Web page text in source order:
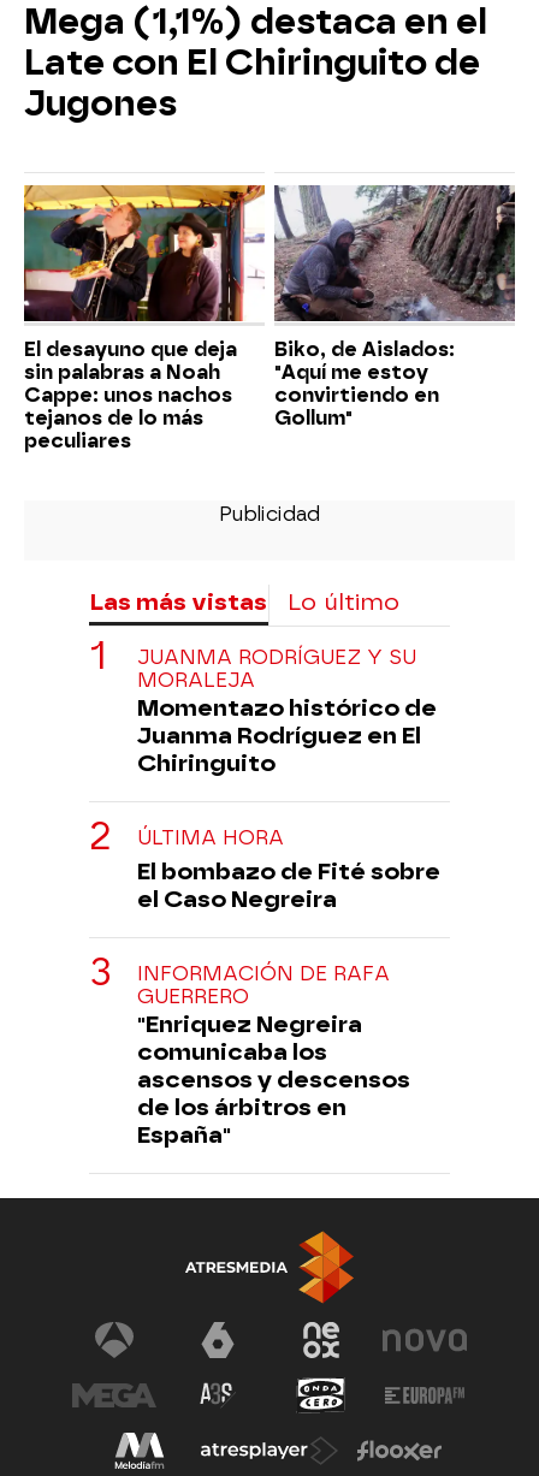
Mega (1,1%) destaca en el
Late con El Chiringuito de
Jugones
El desayuno que deja
sin palabras a Noah
Cappe: unos nachos
tejanos de lo más
peculiares
Biko, de Aislados:
"Aquí me estoy
convirtiendo en
Gollum"
Las más vistas Lo último
JUANMA RODRÍGUEZ Y SU
MORALEJA
Momentazo histórico de
Juanma Rodríguez en El
Chiringuito
ÚLTIMA HORA
El bombazo de Fité sobre
el Caso Negreira
INFORMACIÓN DE RAFA
GUERRERO
"Enriquez Negreira
comunicaba los
ascensos y descensos
de los árbitros en
España"